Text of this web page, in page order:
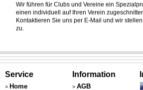
Wir führen für Clubs und Vereine ein
einen individuell auf Ihren Verein
Kontaktieren Sie uns per E-Mail und wir
zu.
Service
> Home
Information
> AGB